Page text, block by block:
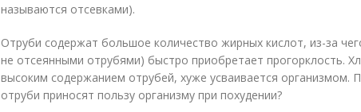
называются отсевками).
Отруби содержат большое количество жирных кислот, из-за
не отсеянными отрубями) быстро приобретает прогорклость.
высоким содержанием отрубей, хуже усваивается организмом.
отруби приносят пользу организму при похудении?